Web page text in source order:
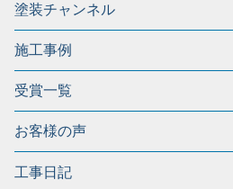
塗装チャンネル
施工事例
受賞一覧
お客様の声
工事日記